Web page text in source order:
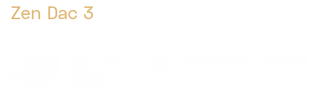
Zen Dac 3